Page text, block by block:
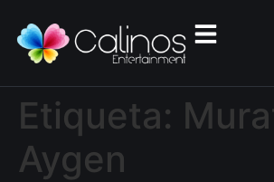
Etiqueta:
Aygen